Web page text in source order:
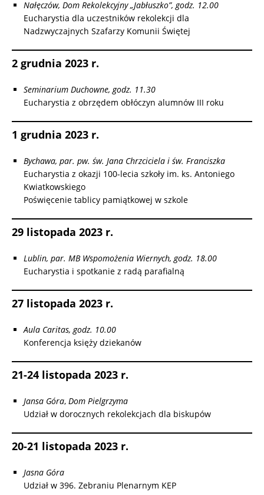
Nałęczów, Dom Rekolekcyjny „Jabłuszko”, godz. 12.00
Eucharystia dla uczestników rekolekcji dla
Nadzwyczajnych Szafarzy Komunii Świętej
2 grudnia 2023 r.
Seminarium Duchowne, godz. 11.30
Eucharystia z obrzędem obłóczyn alumnów III roku
1 grudnia 2023 r.
Bychawa, par. pw. św. Jana Chrzciciela i św. Franciszka
Eucharystia z okazji 100-lecia szkoły im. ks. Antoniego
Kwiatkowskiego
Poświęcenie tablicy pamiątkowej w szkole
29 listopada 2023 r.
Lublin, par. MB Wspomożenia Wiernych, godz. 18.00
Eucharystia i spotkanie z radą parafialną
27 listopada 2023 r.
Aula Caritas, godz. 10.00
Konferencja księży dziekanów
21-24 listopada 2023 r.
Jansa Góra, Dom Pielgrzyma
Udział w dorocznych rekolekcjach dla biskupów
20-21 listopada 2023 r.
Jasna Góra
Udział w 396. Zebraniu Plenarnym KEP